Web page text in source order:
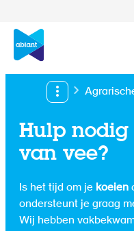
Hulp nodig
van vee?
Is het tijd om je koeien
ondersteunt je graag
Wij hebben